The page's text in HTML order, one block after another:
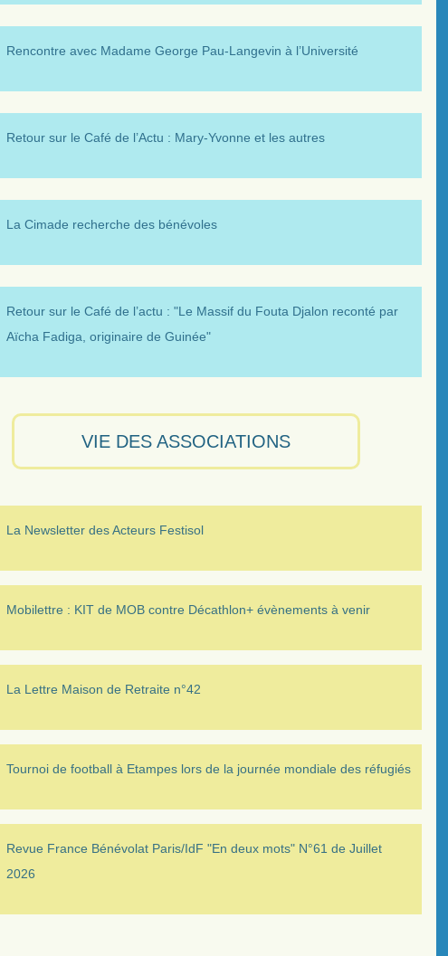
Rencontre avec Madame George Pau-Langevin à l’Université
Retour sur le Café de l’Actu : Mary-Yvonne et les autres
La Cimade recherche des bénévoles
Retour sur le Café de l’actu : "Le Massif du Fouta Djalon reconté par
Aïcha Fadiga, originaire de Guinée"
VIE DES ASSOCIATIONS
La Newsletter des Acteurs Festisol
Mobilettre : KIT de MOB contre Décathlon+ évènements à venir
La Lettre Maison de Retraite n°42
Tournoi de football à Etampes lors de la journée mondiale des réfugiés
Revue France Bénévolat Paris/IdF "En deux mots" N°61 de Juillet
2026